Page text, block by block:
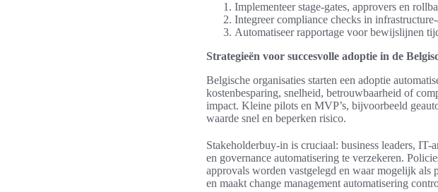
Implementeer stage-gates, approvers en
Integreer compliance checks in
Automatiseer rapportage voor bewijslijnen
Strategieën voor succesvolle adoptie in de
Belgische organisaties starten een adoptie
kostenbesparing, snelheid, betrouwbaarheid of
impact. Kleine pilots en MVP’s, bijvoorbeeld
waarde snel en beperken risico.
Stakeholderbuy-in is cruciaal: business leaders,
en governance automatisering te verzekeren.
approvals worden vastgelegd en waar mogelijk als
en maakt change management automatisering